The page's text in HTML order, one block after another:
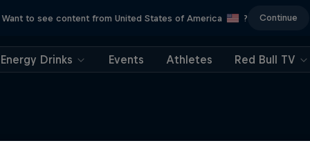
Want to see content from United States of America ? Continue
Energy Drinks Events Athletes Red Bull TV